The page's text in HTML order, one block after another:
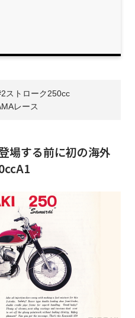
2ストローク250cc
レース
場する前に初の海外